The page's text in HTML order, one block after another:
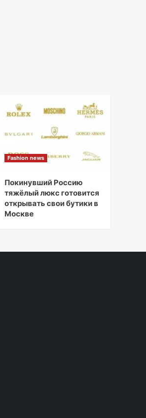
Fashion news
Покинувший Россию
тяжёлый люкс готовится
открывать свои бутики в
Москве